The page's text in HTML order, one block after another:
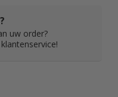
uw order?